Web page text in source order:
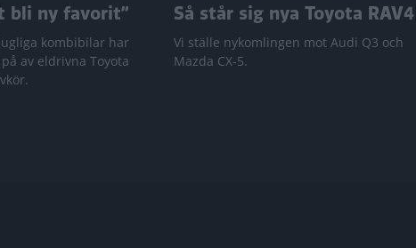
bli ny favorit”
kombibilar har
av eldrivna Toyota
Så står sig nya Toyota RAV4
Vi ställe nykomlingen mot Audi Q3 och
Mazda CX-5.